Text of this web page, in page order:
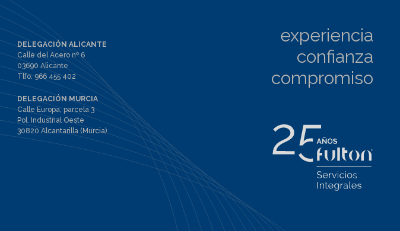
DELEGACIÓN ALICANTE
Calle del Acero nº 6
03690 Alicante
Tlfo:966 455 402
DELEGACIÓN MURCIA
Calle Europa, parcela 3
Pol. Industrial Oeste
30820 Alcantarilla (Murcia)
experiencia
confianza
compromiso